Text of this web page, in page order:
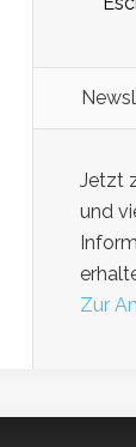
Jetzt
und
Zur